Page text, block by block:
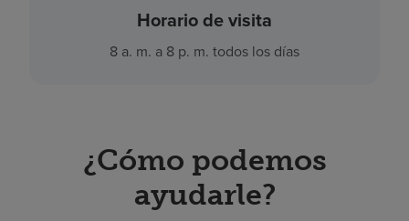
Horario de visita
8 a. m. a 8 p. m. todos los días
¿Cómo podemos
ayudarle?